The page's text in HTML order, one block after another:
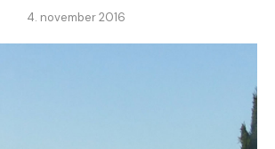
4. november 2016